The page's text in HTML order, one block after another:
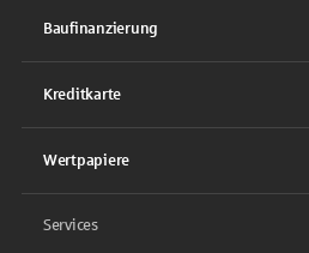
Baufinanzierung
Kreditkarte
Wertpapiere
Services